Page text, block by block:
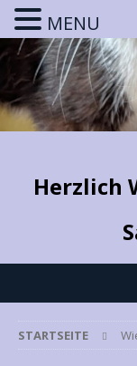
Herzlich
STARTSEITE
MENU